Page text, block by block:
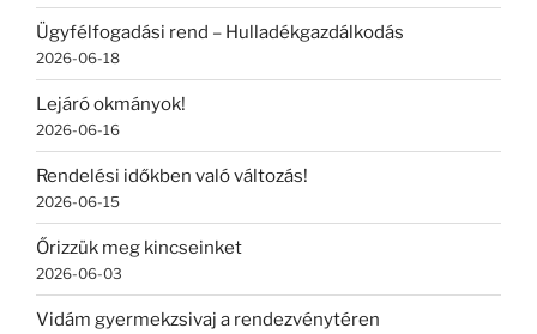
Ügyfélfogadási rend – Hulladékgazdálkodás
2026-06-18
Lejáró okmányok!
2026-06-16
Rendelési időkben való változás!
2026-06-15
Őrizzük meg kincseinket
2026-06-03
Vidám gyermekzsivaj a rendezvénytéren